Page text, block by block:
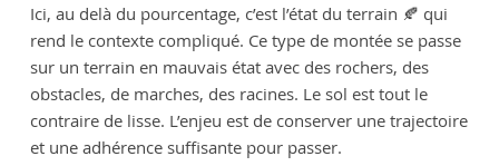
Ici, au delà du pourcentage, c’est l’état du terrain 🍂 qui
rend le contexte compliqué. Ce type de montée se passe
sur un terrain en mauvais état avec des rochers, des
obstacles, de marches, des racines. Le sol est tout le
contraire de lisse. L’enjeu est de conserver une trajectoire
et une adhérence suffisante pour passer.